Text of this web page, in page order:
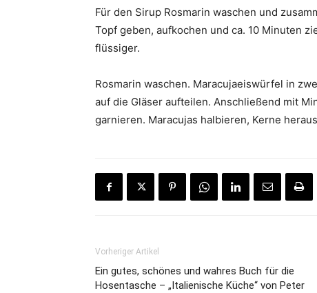
Für den Sirup Rosmarin waschen und
Topf geben, aufkochen und ca. 10 Minuten
flüssiger.
Rosmarin waschen. Maracujaeiswürfel in
auf die Gläser aufteilen. Anschließend mit
garnieren. Maracujas halbieren, Kerne
Vorheriger Artikel
Ein gutes, schönes und wahres Buch für die
Hosentasche – „Italienische Küche“ von Peter